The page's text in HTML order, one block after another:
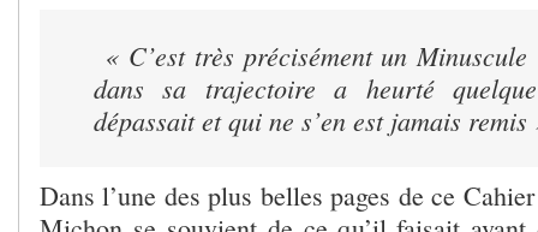
« C’est très précisément un
dans sa trajectoire a heurté
dépassait et qui ne s’en est jamais remis
Dans l’une des plus belles pages de ce